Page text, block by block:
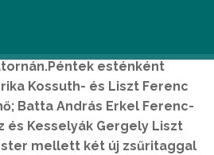
esténként
Kossuth- és Liszt Ferenc
Batta András Erkel Ferenc-
és Kesselyák Gergely Liszt
mellett két új zsűritaggal